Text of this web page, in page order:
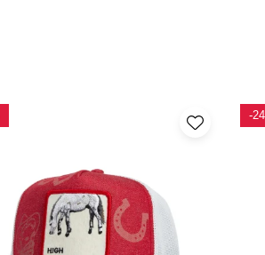
-